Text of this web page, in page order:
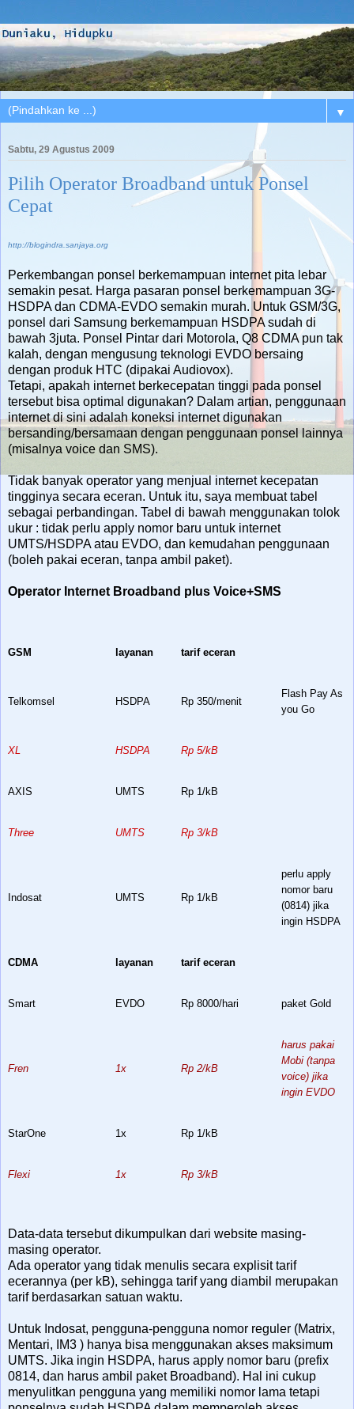
▼
Sabtu, 29 Agustus 2009
Pilih Operator Broadband untuk Ponsel
Cepat
http://blogindra.sanjaya.org
Perkembangan ponsel berkemampuan internet pita lebar
semakin pesat. Harga pasaran ponsel berkemampuan 3G-
HSDPA dan CDMA-EVDO semakin murah. Untuk GSM/3G,
ponsel dari Samsung berkemampuan HSDPA sudah di
bawah 3juta. Ponsel Pintar dari Motorola, Q8 CDMA pun tak
kalah, dengan mengusung teknologi EVDO bersaing
dengan produk HTC (dipakai Audiovox).
Tetapi, apakah internet berkecepatan tinggi pada ponsel
tersebut bisa optimal digunakan? Dalam artian, penggunaan
internet di sini adalah koneksi internet digunakan
bersanding/bersamaan dengan penggunaan ponsel lainnya
(misalnya voice dan SMS).
Tidak banyak operator yang menjual internet kecepatan
tingginya secara eceran. Untuk itu, saya membuat tabel
sebagai perbandingan. Tabel di bawah menggunakan tolok
ukur : tidak perlu apply nomor baru untuk internet
UMTS/HSDPA atau EVDO, dan kemudahan penggunaan
(boleh pakai eceran, tanpa ambil paket).
Operator Internet Broadband plus Voice+SMS
GSM layanan tarif eceran
Telkomsel HSDPA Rp 350/menit
Flash Pay As
you Go
XL HSDPA Rp 5/kB
AXIS UMTS Rp 1/kB
Three UMTS Rp 3/kB
Indosat UMTS Rp 1/kB
perlu apply
nomor baru
(0814) jika
ingin HSDPA
CDMA layanan tarif eceran
Smart EVDO Rp 8000/hari paket Gold
Fren 1x Rp 2/kB
harus pakai
Mobi (tanpa
voice) jika
ingin EVDO
StarOne 1x Rp 1/kB
Flexi 1x Rp 3/kB
Data-data tersebut dikumpulkan dari website masing-
masing operator.
Ada operator yang tidak menulis secara explisit tarif
ecerannya (per kB), sehingga tarif yang diambil merupakan
tarif berdasarkan satuan waktu.
Untuk Indosat, pengguna-pengguna nomor reguler (Matrix,
Mentari, IM3 ) hanya bisa menggunakan akses maksimum
UMTS. Jika ingin HSDPA, harus apply nomor baru (prefix
0814, dan harus ambil paket Broadband). Hal ini cukup
menyulitkan pengguna yang memiliki nomor lama tetapi